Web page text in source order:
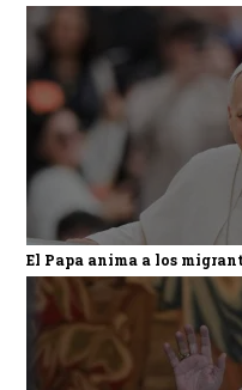
El Papa anima a los